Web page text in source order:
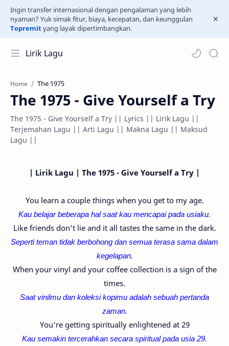
Ingin transfer internasional dengan pengalaman yang lebih
nyaman? Yuk simak fitur, biaya, kecepatan, dan keunggulan
Topremityang layak dipertimbangkan.
Lirik Lagu
Home The 1975
The 1975 - Give Yourself a Try
The 1975 - Give Yourself a Try || Lyrics || Lirik Lagu ||
Terjemahan Lagu || Arti Lagu || Makna Lagu || Maksud
Lagu ||
| Lirik Lagu | The 1975 - Give Yourself a Try |
You learn a couple things when you get to my age.
Kau belajar beberapa hal saat kau mencapai pada usiaku.
Like friends don't lie and it all tastes the same in the dark.
Seperti teman tidak berbohong dan semua terasa sama dalam
kegelapan.
When your vinyl and your coffee collection is a sign of the
times.
Saat vinilmu dan koleksi kopimu adalah sebuah pertanda
zaman.
You're getting spiritually enlightened at 29
Kau semakin tercerahkan secara spiritual pada usia 29.